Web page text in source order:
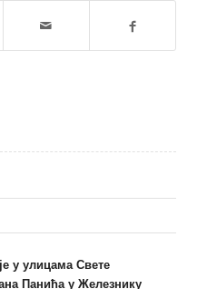
у улицама Свете
Панића у Железнику